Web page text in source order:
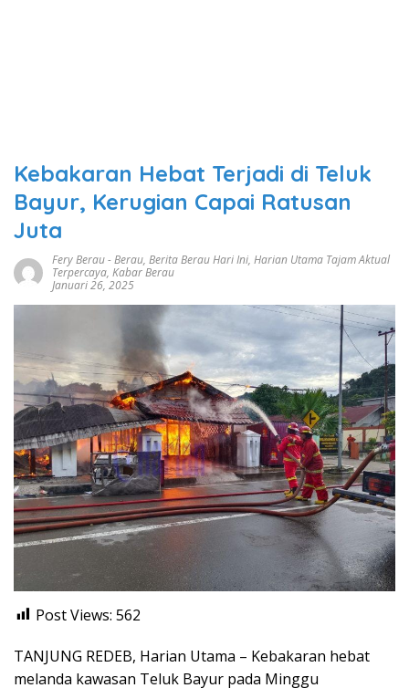
Kebakaran Hebat Terjadi di Teluk
Bayur, Kerugian Capai Ratusan
Juta
Fery Berau-Berau, Berita Berau Hari Ini, Harian Utama Tajam Aktual
Terpercaya, Kabar Berau
Januari 26, 2025
Post Views: 562
TANJUNG REDEB, Harian Utama – Kebakaran hebat
melanda kawasan Teluk Bayur pada Minggu